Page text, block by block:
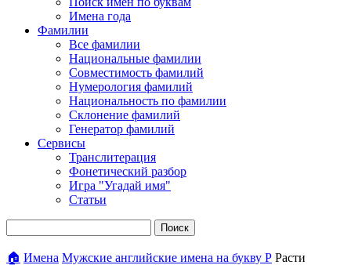
Имена года
Фамилии
Все фамилии
Национальные фамилии
Совместимость фамилий
Нумерология фамилий
Национальность по фамилии
Склонение фамилий
Генератор фамилий
Сервисы
Транслитерация
Фонетический разбор
Игра "Угадай имя"
Статьи
Поиск
🏠 Имена Мужские английские имена на букву Р Расти